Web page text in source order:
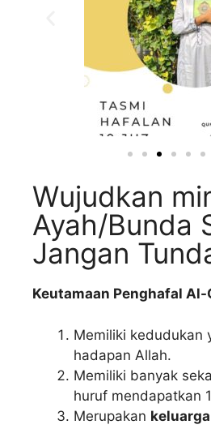
Wujudkan
Ayah/Bunda
Jangan
Keutamaan Penghafal Al-
Memiliki kedudukan
hadapan Allah.
Memiliki banyak
huruf mendapatkan
Merupakan